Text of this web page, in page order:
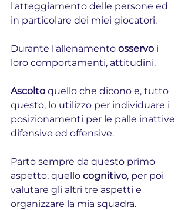
l'atteggiamento delle persone ed
in particolare dei miei giocatori.
Durante l'allenamento osservo i
loro comportamenti, attitudini.
Ascolto quello che dicono e, tutto
questo, lo utilizzo per individuare i
posizionamenti per le palle inattive
difensive ed offensive.
Parto sempre da questo primo
aspetto, quello cognitivo, per poi
valutare gli altri tre aspetti e
organizzare la mia squadra.